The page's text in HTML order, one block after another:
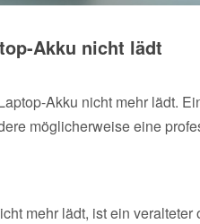
Akku nicht lädt
Akku nicht mehr lädt.
möglicherweise eine
mehr lädt, ist ein